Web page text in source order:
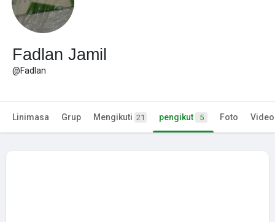
Fadlan Jamil
@Fadlan
Linimasa Grup Mengikuti 21 pengikut 5 Foto Video